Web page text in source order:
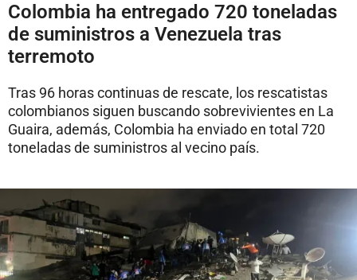
Colombia ha entregado 720 toneladas
de suministros a Venezuela tras
terremoto
Tras 96 horas continuas de rescate, los rescatistas
colombianos siguen buscando sobrevivientes en La
Guaira, además, Colombia ha enviado en total 720
toneladas de suministros al vecino país.